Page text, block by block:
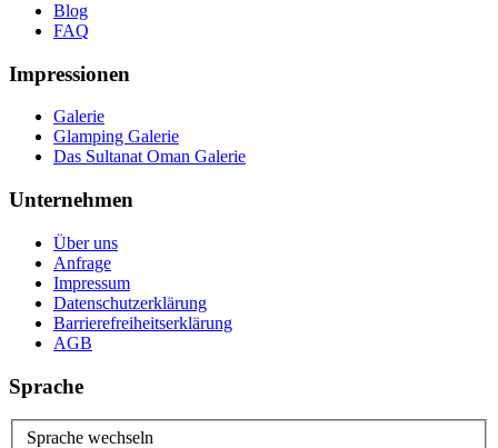
Blog
FAQ
Impressionen
Galerie
Glamping Galerie
Das Sultanat Oman Galerie
Unternehmen
Über uns
Anfrage
Impressum
Datenschutzerklärung
Barrierefreiheitserklärung
AGB
Sprache
Sprache wechseln